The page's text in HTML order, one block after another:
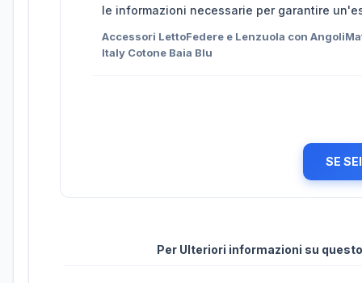
le informazioni necessarie per garantire
Accessori LettoFedere e Lenzuola con
Italy Cotone Baia Blu
SE
Per Ulteriori informazioni su